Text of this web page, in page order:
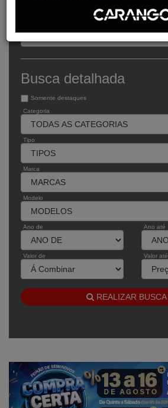
Busca expressa
Busca detalhada
Somente destaques
Categoria
Tipo
Marca
Modelo
Ano de Ano até
Valor de Valor até
REALIZAR BUSCA